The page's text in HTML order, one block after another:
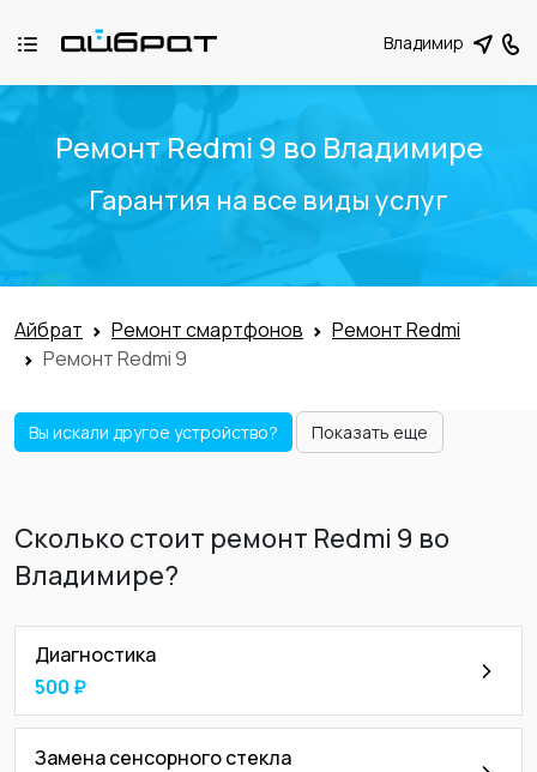
Владимир
Ремонт Redmi 9 во Владимире
Гарантия на все виды услуг
Айбрат Ремонт смартфонов
Ремонт Redmi
Ремонт Redmi 9
Вы искали другое устройство? Показать еще
Сколько стоит ремонт Redmi 9 во
Владимире?
Диагностика
500 ₽
Замена сенсорного стекла